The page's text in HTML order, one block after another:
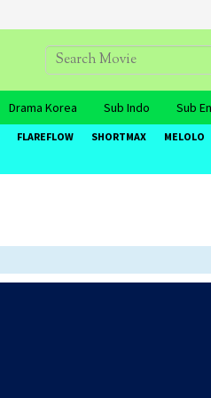
Drama Korea Sub Indo Sub
FLAREFLOW SHORTMAX MELOLO